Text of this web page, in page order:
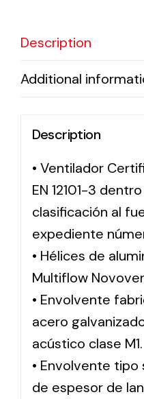
Description
Additional
Description
• Ventilador
EN 12101-3
clasificación al
expediente
• Hélices de
Multiflow
• Envolvente
acero
acústico clase M1.
• Envolvente
de espesor de